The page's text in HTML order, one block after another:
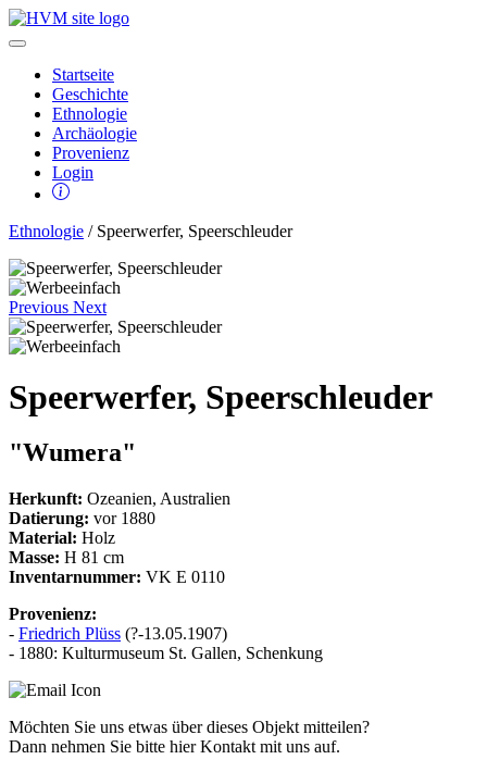
Startseite
Geschichte
Ethnologie
Archäologie
Provenienz
Login
Ethnologie / Speerwerfer, Speerschleuder
Previous Next
Speerwerfer, Speerschleuder
"Wumera"
Herkunft: Ozeanien, Australien
Datierung: vor 1880
Material: Holz
Masse: H 81 cm
Inventarnummer: VK E 0110
Provenienz:
- Friedrich Plüss (?-13.05.1907)
- 1880: Kulturmuseum St. Gallen, Schenkung
Möchten Sie uns etwas über dieses Objekt mitteilen?
Dann nehmen Sie bitte hier Kontakt mit uns auf.